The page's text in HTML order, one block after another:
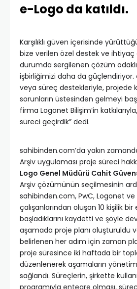
e-Logo da katıldı.
Karşılıklı güven içerisinde
bize verilen özel destek ve
durumda sergilenen çözüm odaklı
işbirliğimizi daha da güçlendiriyor.
veya süreç destekleriyle, projede
sorunların üstesinden gelmeyi
firma Logonet Bilişim’in
süreci geçirdik” dedi.
sahibinden.com’da yakın
Arşiv uygulaması proje süreci
Logo Genel Müdürü Cahit
Arşiv çözümünün seçilmesinin
sahibinden.com, PwC, Logonet ve
çalışanlarından oluşan 10 kişilik
başladıklarını kaydetti ve şöyle
aşamada proje planı oluşturuldu
belirlenen her adım için zaman
proje süresince iki haftada bir
düzenlenerek aşamaların
sağlandı. Süreçlerin, şirkette
programıyla entegre olması,